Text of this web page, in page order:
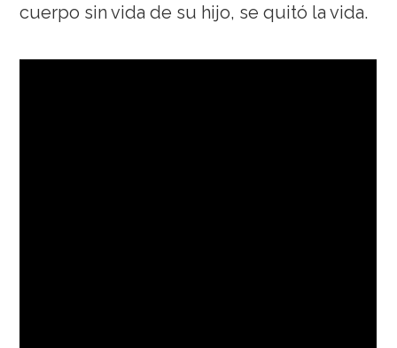
cuerpo sin vida de su hijo, se quitó la vida.